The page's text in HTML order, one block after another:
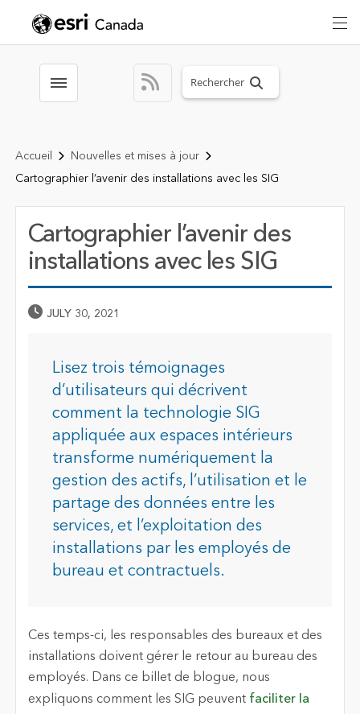
Toggle menubar
Accueil
Nouvelles et mises à jour
Cartographier l’avenir des installations avec les SIG
Cartographier l’avenir des
installations avec les SIG
Published Date
JULY 30, 2021
Lisez trois témoignages
d’utilisateurs qui décrivent
comment la technologie SIG
appliquée aux espaces intérieurs
transforme numériquement la
gestion des actifs, l’utilisation et le
partage des données entre les
services, et l’exploitation des
installations par les employés de
bureau et contractuels.
Ces temps-ci, les responsables des bureaux et des
installations doivent gérer le retour au bureau des
employés. Dans ce billet de blogue, nous
expliquons comment les SIG peuvent faciliter la